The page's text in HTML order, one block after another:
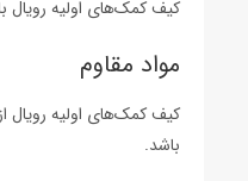
کیف کمک‌های اولیه رویال
مواد مقاوم
کیف کمک‌های اولیه
باشد.